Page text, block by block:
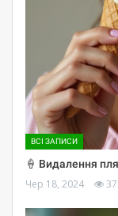
ВСІ ЗАПИСИ
🍦 Видалення
Чер 18, 2024